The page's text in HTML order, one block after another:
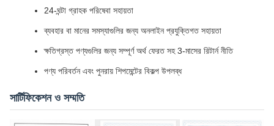
24-ঘন্টা গ্রাহক পরিষেবা সহায়তা
ব্যবহার বা মানের সমস্যাগুলির জন্য অনলাইন প্রযুক্তিগত সহায়তা
ক্ষতিগ্রস্ত পণ্যগুলির জন্য সম্পূর্ণ অর্থ ফেরত সহ 3-মাসের রিটার্ন নীতি
পণ্য পরিবর্তন এবং পুনরায় শিপমেন্টের বিকল্প উপলব্ধ
সার্টিফিকেশন ও সম্মতি